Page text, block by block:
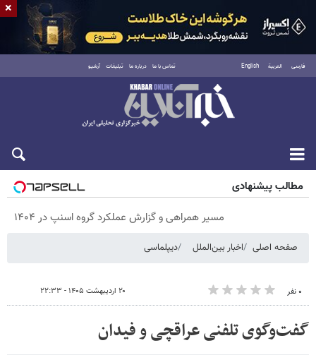
فارسی العربية English تماس با ما درباره ما تبلیغات آرشیو
پنجشنبه ۱۵ مرداد ۱۴۰۵
مطالب پیشنهادی
مسیر همراهی و گزارش عملکرد گروه اسنپ در ۱۴۰۴
صفحه اصلی اخبار بین‌الملل دیپلماسی
۰ نفر ۲۰ اردیبهشت ۱۴۰۵ - ۲۲:۳۳
گفت‌وگوی تلفنی عراقچی و فیدان
×